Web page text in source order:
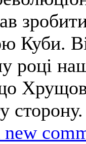
Куби.
році
сторону.